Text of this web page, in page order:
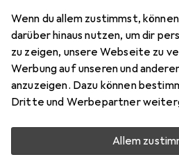
Wenn du allem zustimmst,
darüber hinaus nutzen, um dir
zu zeigen, unsere Webseite zu
Werbung auf unseren und
anzuzeigen. Dazu können
Dritte und Werbepartner
Allem
Knuddel1986
vor 6 Jahren
hat dieses Produkt gekauft